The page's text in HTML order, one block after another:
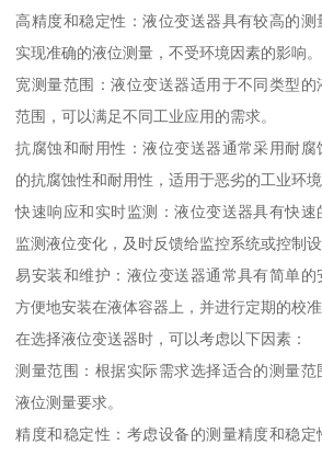
高精度和稳定性：液位变送器具有较高的测
实现准确的液位测量，不受环境因素的影响。
宽测量范围：液位变送器适用于不同类型
范围，可以满足不同工业应用的需求。
抗腐蚀和耐用性：液位变送器通常采用耐
的抗腐蚀性和耐用性，适用于恶劣的工业环境
快速响应和实时监测：液位变送器具有快
监测液位变化，及时反馈给监控系统或控制设
易安装和维护：液位变送器通常具有简单的
方便地安装在液体容器上，并进行定期的校准
在选择液位变送器时，可以考虑以下因素：
测量范围：根据实际需求选择适合的测量
液位测量要求。
精度和稳定性：考虑设备的测量精度和稳